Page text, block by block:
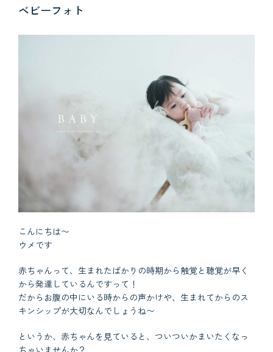
ベビーフォト
こんにちは〜
ウメです
赤ちゃんって、生まれたばかりの時期から触覚と聴覚が早く
から発達しているんですって！
だからお腹の中にいる時からの声かけや、生まれてからのス
キンシップが大切なんでしょうね〜
というか、赤ちゃんを見ていると、ついついかまいたくなっ
ちゃいませんか？